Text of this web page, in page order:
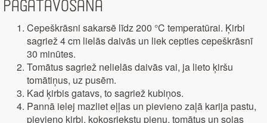
Pagatavošana
Cepeškrāsni sakarsē līdz 200 °C temperatūrai. Ķirbi
sagriež 4 cm lielās daivās un liek cepties cepeškrāsnī
30 minūtes.
Tomātus sagriež nelielās daivās vai, ja lieto ķiršu
tomātiņus, uz pusēm.
Kad ķirbis gatavs, to sagriež kubiņos.
Pannā ielej mazliet eļļas un pievieno zaļā karija pastu,
pievieno ķirbi, kokosriekstu pienu, tomātus un sojas